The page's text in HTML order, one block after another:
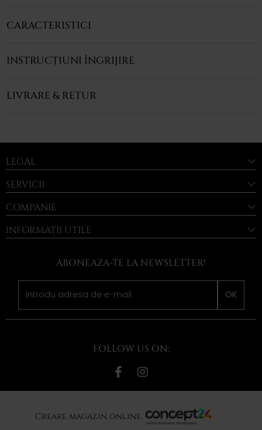
CARACTERISTICI
INSTRUCȚIUNI ÎNGRIJIRE
LIVRARE & RETUR
LEGAL
SERVICII
COMPANIE
INFORMAȚII UTILE
ABONEAZA-TE LA NEWSLETTER!
OK
FOLLOW US ON:
Creare magazin online,